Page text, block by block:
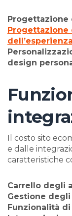
Progettazione
Progettazione
design
Il costo sito
e dalle
caratteristiche
Carrello degli
Gestione
Funzionalità